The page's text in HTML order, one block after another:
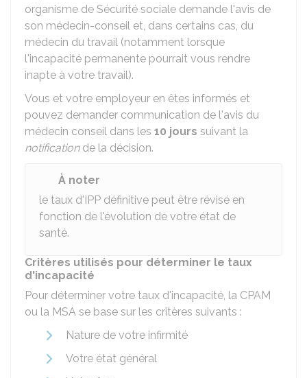
organisme de Sécurité sociale demande l'avis de
son médecin-conseil et, dans certains cas, du
médecin du travail (notamment lorsque
l'incapacité permanente pourrait vous rendre
inapte à votre travail).
Vous et votre employeur en êtes informés et
pouvez demander communication de l'avis du
médecin conseil dans les 10 jours suivant la
notificationde la décision.
À noter
le taux d'IPP définitive peut être révisé en
fonction de l'évolution de votre état de
santé.
Critères utilisés pour déterminer le taux
d'incapacité
Pour déterminer votre taux d'incapacité, la CPAM
ou la MSA se base sur les critères suivants :
Nature de votre infirmité
Votre état général